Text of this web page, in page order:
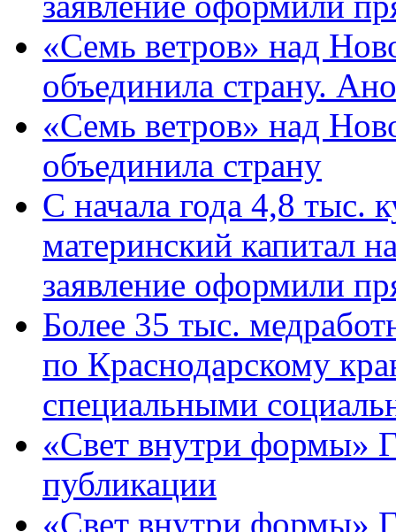
«Семь ветров» над
объединила страну.
«Семь ветров» над
объединила страну
С начала года 4,8 тыс.
материнский капитал
заявление оформили
Более 35 тыс.
по Краснодарскому
специальными
«Свет внутри формы»
публикации
«Свет внутри формы»